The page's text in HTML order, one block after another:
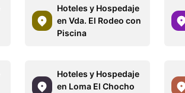
Hoteles y Hospedaje
en Vda. El Rodeo con
Piscina
Hoteles y Hospedaje
en Loma El Chocho